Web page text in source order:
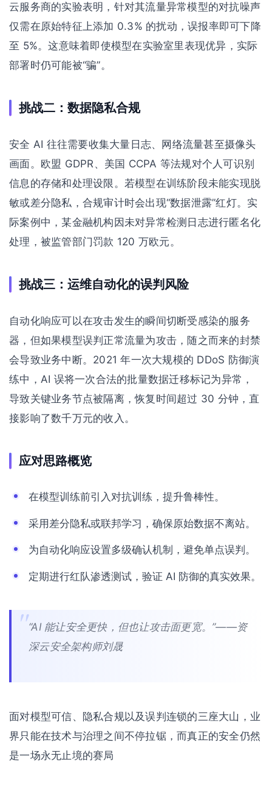
云服务商的实验表明，针对其流量异常模型的对抗噪声
仅需在原始特征上添加 0.3% 的扰动，误报率即可下降
至 5%。这意味着即使模型在实验室里表现优异，实际
部署时仍可能被“骗”。
挑战二：数据隐私合规
安全 AI 往往需要收集大量日志、网络流量甚至摄像头
画面。欧盟 GDPR、美国 CCPA 等法规对个人可识别
信息的存储和处理设限。若模型在训练阶段未能实现脱
敏或差分隐私，合规审计时会出现“数据泄露”红灯。实
际案例中，某金融机构因未对异常检测日志进行匿名化
处理，被监管部门罚款 120 万欧元。
挑战三：运维自动化的误判风险
自动化响应可以在攻击发生的瞬间切断受感染的服务
器，但如果模型误判正常流量为攻击，随之而来的封禁
会导致业务中断。2021 年一次大规模的 DDoS 防御演
练中，AI 误将一次合法的批量数据迁移标记为异常，
导致关键业务节点被隔离，恢复时间超过 30 分钟，直
接影响了数千万元的收入。
应对思路概览
在模型训练前引入对抗训练，提升鲁棒性。
采用差分隐私或联邦学习，确保原始数据不离站。
为自动化响应设置多级确认机制，避免单点误判。
定期进行红队渗透测试，验证 AI 防御的真实效果。
“AI 能让安全更快，但也让攻击面更宽。”——资
深云安全架构师刘晟
面对模型可信、隐私合规以及误判连锁的三座大山，业
界只能在技术与治理之间不停拉锯，而真正的安全仍然
是一场永无止境的赛局